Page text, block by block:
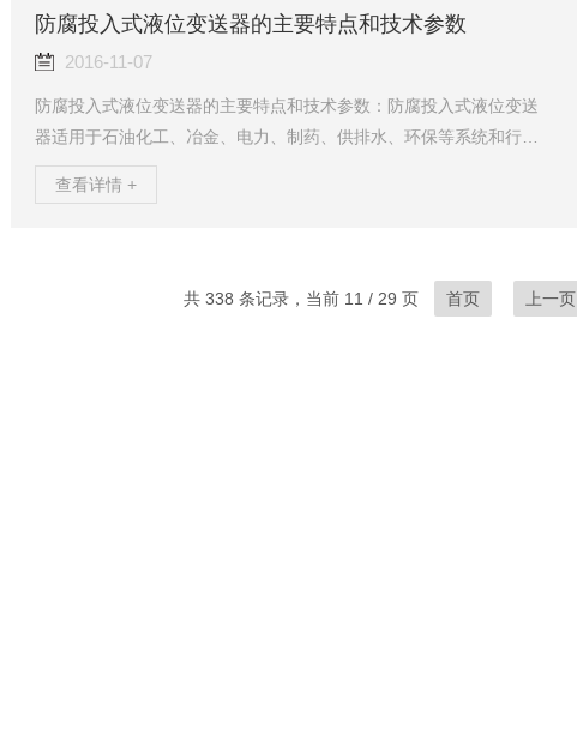
性，使用寿命长；2、从水到污水，从油到粘度较大的液体都可以进行
高精度测量，不受介质起泡、沉积等影响；3、附带多用途...
防腐投入式液位变送器的主要特点和技术参数
2016-11-07
防腐投入式液位变送器的主要特点和技术参数：防腐投入式液位变送
器适用于石油化工、冶金、电力、制药、供排水、环保等系统和行业
定性可达0.2%FS/年。在补偿温度0～70℃范围内，温度飘移低于0.2%
动限流在35mA以内。3、固态结构，无可动部件，高可靠性，使用寿
查看详情 +
共 338 条记录，当前 11 / 29 页 首页 上一页